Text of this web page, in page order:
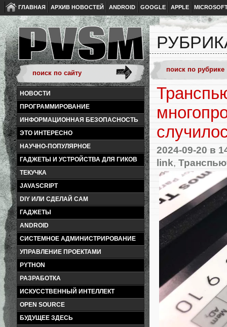
ГЛАВНАЯ АРХИВ НОВОСТЕЙ ANDROID GOOGLE APPLE
НОВОСТИ
ПРОГРАММИРОВАНИЕ
ИНФОРМАЦИОННАЯ БЕЗОПАСНОСТЬ
ЭТО ИНТЕРЕСНО
НАУЧНО-ПОПУЛЯРНОЕ
ГАДЖЕТЫ И УСТРОЙСТВА ДЛЯ ГИКОВ
ТЕКУЧКА
JAVASCRIPT
DIY ИЛИ СДЕЛАЙ САМ
ГАДЖЕТЫ
ANDROID
СИСТЕМНОЕ АДМИНИСТРИРОВАНИЕ
УПРАВЛЕНИЕ ПРОЕКТАМИ
PYTHON
РАЗРАБОТКА
ИСКУССТВЕННЫЙ ИНТЕЛЛЕКТ
OPEN SOURCE
БУДУЩЕЕ ЗДЕСЬ
2024-09-20 в
link,